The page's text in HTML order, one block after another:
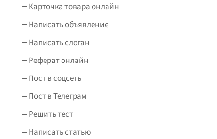
Карточка товара онлайн
Написать объявление
Написать слоган
Реферат онлайн
Пост в соцсеть
Пост в Телеграм
Решить тест
Написать статью